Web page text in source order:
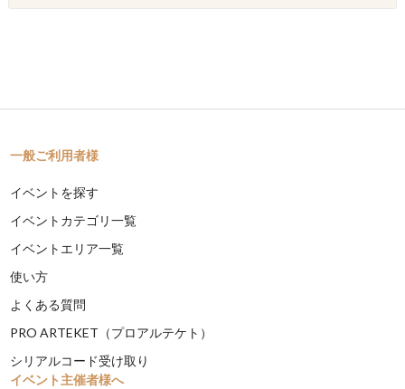
一般ご利用者様
イベントを探す
イベントカテゴリ一覧
イベントエリア一覧
使い方
よくある質問
PRO ARTEKET（プロアルテケト）
シリアルコード受け取り
イベント主催者様へ